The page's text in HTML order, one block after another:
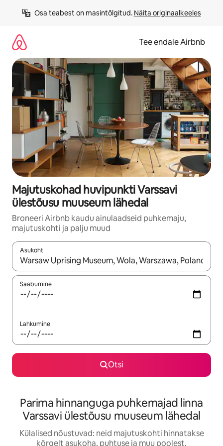
Osa teabest on masintõlgitud. Näita originaalkeeles
Tee endale Airbnb
Majutuskohad huvipunkti Varssavi
ülestõusu muuseum lähedal
Broneeri Airbnb kaudu ainulaadseid puhkemaju,
majutuskohti ja palju muud
Asukoht
Kui tulemused on kuvatud, liigu ekraanil nooleklahvidega või
Saabumine
Lahkumine
Otsi
Parima hinnanguga puhkemajad linna
Varssavi ülestõusu muuseum lähedal
Külalised nõustuvad: neid majutuskohti hinnatakse
kõrgelt asukoha, puhtuse ja muu poolest.